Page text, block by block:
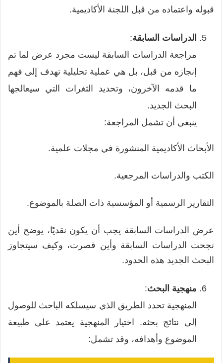
قبوله واعتماده من قبل اللجنة الأكاديمية.
الدراسات السابقة:
مراجعة الدراسات السابقة ليست مجرد عرض لما تم
إنجازه من قبل، بل هي عملية تحليلية تهدف إلى فهم
ما قدمه الآخرون، وتحديد الثغرات التي سيعالجها
البحث الجديد.
ينبغي أن تشمل المراجعة:
الأبحاث الأكاديمية المنشورة في مجلات علمية.
الكتب والدراسات المرجعية.
التقارير الرسمية أو المؤسسية ذات الصلة بالموضوع.
عرض الدراسات السابقة يجب أن يكون نقديًا، يوضح أين
نجحت الدراسات السابقة وأين قصرت، وكيف سيتجاوز
البحث الجديد هذه الحدود.
منهجية البحث:
المنهجية تحدد الطريق الذي سيسلكه الباحث للوصول
إلى نتائج بحثه. اختيار المنهجية يعتمد على طبيعة
الموضوع وأهدافه، وقد تشمل: